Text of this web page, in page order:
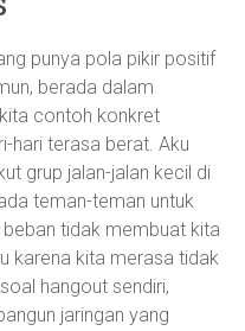
punya pola pikir positif
berada dalam
contoh konkret
hari terasa berat. Aku
grup jalan-jalan kecil di
teman-teman untuk
tidak membuat kita
karena kita merasa tidak
hangout sendiri,
jaringan yang